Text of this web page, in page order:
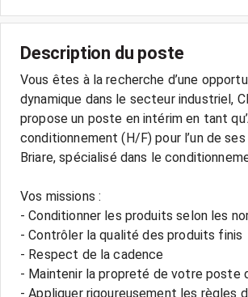
Description du poste
Vous êtes à la recherche d’une
dynamique dans le secteur industriel,
propose un poste en intérim en tant
conditionnement (H/F) pour l’un de
Briare, spécialisé dans le
Vos missions :
- Conditionner les produits selon les
- Contrôler la qualité des produits finis
- Respect de la cadence
- Maintenir la propreté de votre poste
- Appliquer rigoureusement les règles